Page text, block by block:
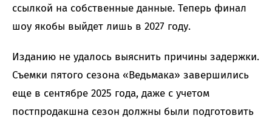
ссылкой на собственные данные. Теперь финал
шоу якобы выйдет лишь в 2027 году.
Изданию не удалось выяснить причины задержки.
Съемки пятого сезона «Ведьмака» завершились
еще в сентябре 2025 года, даже с учетом
постпродакшна сезон должны были подготовить